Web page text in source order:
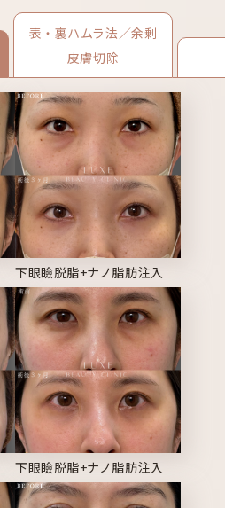
表・裏ハムラ法／余剰
皮膚切除
下眼瞼脱脂+ナノ脂肪注入
下眼瞼脱脂+ナノ脂肪注入